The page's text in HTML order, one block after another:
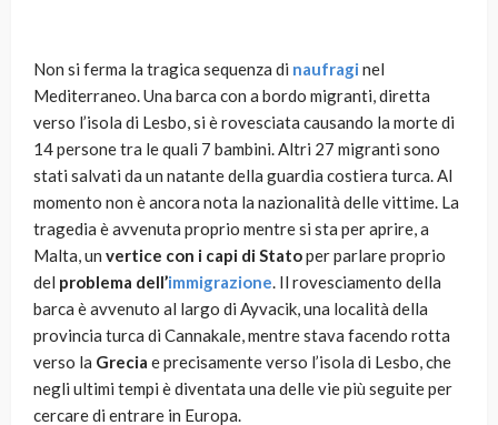
Non si ferma la tragica sequenza di naufragi nel
Mediterraneo. Una barca con a bordo migranti, diretta
verso l’isola di Lesbo, si è rovesciata causando la morte di
14 persone tra le quali 7 bambini. Altri 27 migranti sono
stati salvati da un natante della guardia costiera turca. Al
momento non è ancora nota la nazionalità delle vittime. La
tragedia è avvenuta proprio mentre si sta per aprire, a
Malta, un vertice con i capi di Statoper parlare proprio
del problema dell’immigrazione. Il rovesciamento della
barca è avvenuto al largo di Ayvacik, una località della
provincia turca di Cannakale, mentre stava facendo rotta
verso la Grecia e precisamente verso l’isola di Lesbo, che
negli ultimi tempi è diventata una delle vie più seguite per
cercare di entrare in Europa.